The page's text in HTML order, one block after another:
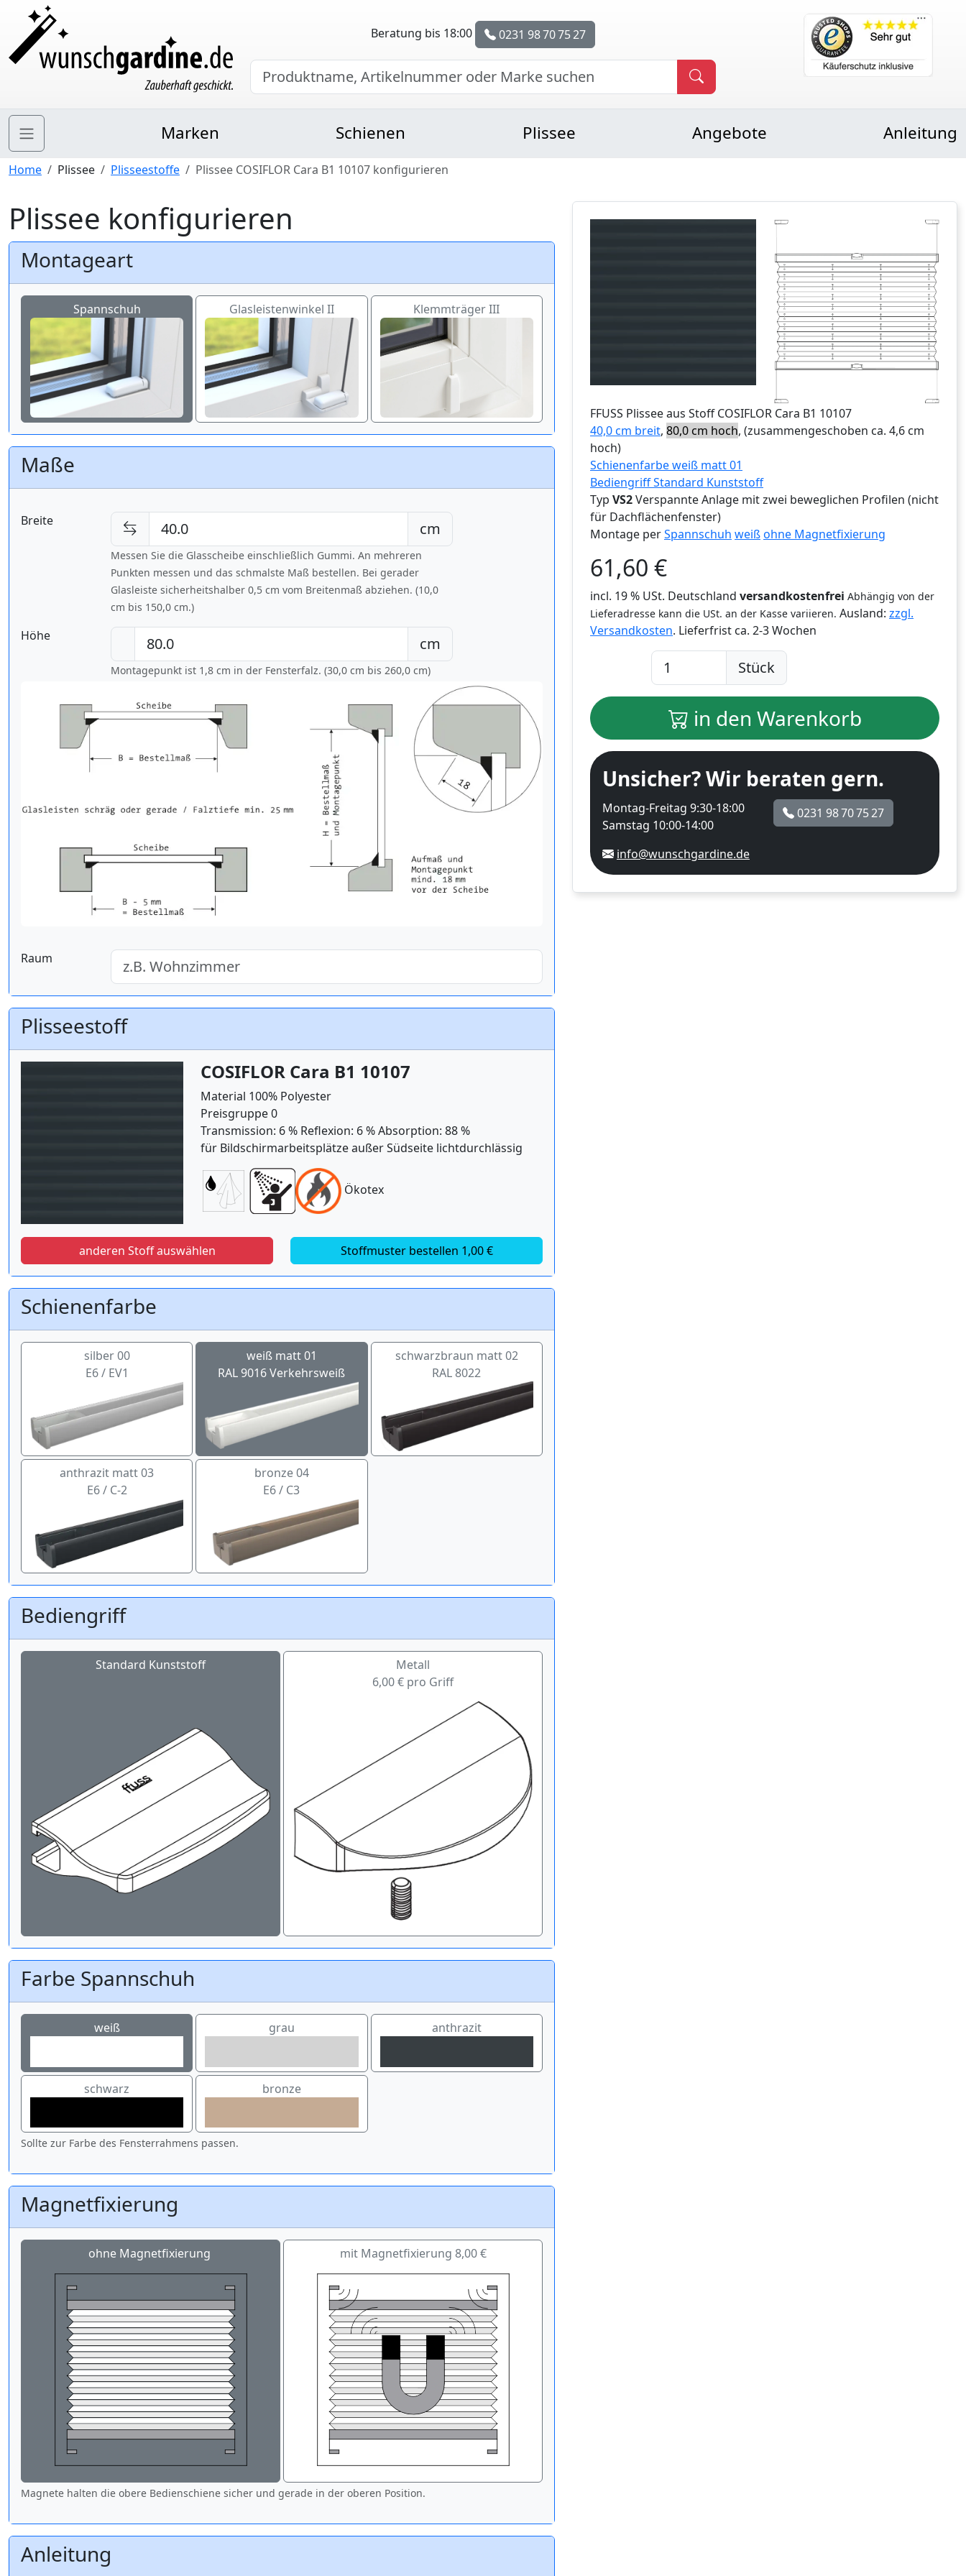
Beratung bis 18:00 0231 98 70 75 27
Marken Schienen Plissee Angebote Anleitung
Home Plissee Plisseestoffe Plissee COSIFLOR Cara B1 10107 konfigurieren
Plissee konfigurieren
Montageart
Spannschuh Glasleistenwinkel II Klemmträger III
Maße
Breite cm
Messen Sie die Glasscheibe einschließlich Gummi. An mehreren
Punkten messen und das schmalste Maß bestellen. Bei gerader
Glasleiste sicherheitshalber 0,5 cm vom Breitenmaß abziehen. (10,0
cm bis 150,0 cm.)
Höhe cm
Montagepunkt ist 1,8 cm in der Fensterfalz. (30,0 cm bis 260,0 cm)
Raum
Plisseestoff
COSIFLOR Cara B1 10107
Material 100% Polyester
Preisgruppe 0
Transmission: 6 % Reflexion: 6 % Absorption: 88 %
für Bildschirmarbeitsplätze außer Südseite lichtdurchlässig
Ökotex
anderen Stoff auswählen Stoffmuster bestellen 1,00 €
Schienenfarbe
silber 00
E6 / EV1
weiß matt 01
RAL 9016 Verkehrsweiß
schwarzbraun matt 02
RAL 8022
anthrazit matt 03
E6 / C-2
bronze 04
E6 / C3
Bediengriff
Standard Kunststoff
Metall
6,00 € pro Griff
Farbe Spannschuh
weiß grau anthrazit
schwarz bronze
Sollte zur Farbe des Fensterrahmens passen.
Magnetfixierung
ohne Magnetfixierung mit Magnetfixierung 8,00 €
Magnete halten die obere Bedienschiene sicher und gerade in der oberen Position.
Anleitung
FFUSS Plissee aus Stoff COSIFLOR Cara B1 10107
40,0 cm breit, 80,0 cm hoch, (zusammengeschoben ca. 4,6 cm
hoch)
Schienenfarbe weiß matt 01
Bediengriff Standard Kunststoff
Typ VS2Verspannte Anlage mit zwei beweglichen Profilen (nicht
für Dachflächenfenster)
Montage perSpannschuh weißohne Magnetfixierung
61,60 €
incl. 19 % USt. Deutschland versandkostenfrei Abhängig von der
Lieferadresse kann die USt. an der Kasse variieren. Ausland: zzgl.
Versandkosten. Lieferfrist ca. 2-3 Wochen
Stück
in den Warenkorb
Unsicher? Wir beraten gern.
Montag-Freitag 9:30-18:00
Samstag 10:00-14:00
0231 98 70 75 27
info@wunschgardine.de